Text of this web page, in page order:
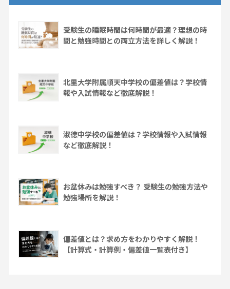
受験生の睡眠時間は何時間が最適？理想の時
間と勉強時間との両立方法を詳しく解説！
北里大学附属順天中学校の偏差値は？学校情
報や入試情報など徹底解説！
淑徳中学校の偏差値は？学校情報や入試情報
など徹底解説！
お盆休みは勉強すべき？ 受験生の勉強方法や
勉強場所を解説！
偏差値とは？求め方をわかりやすく解説！
【計算式・計算例・偏差値一覧表付き】